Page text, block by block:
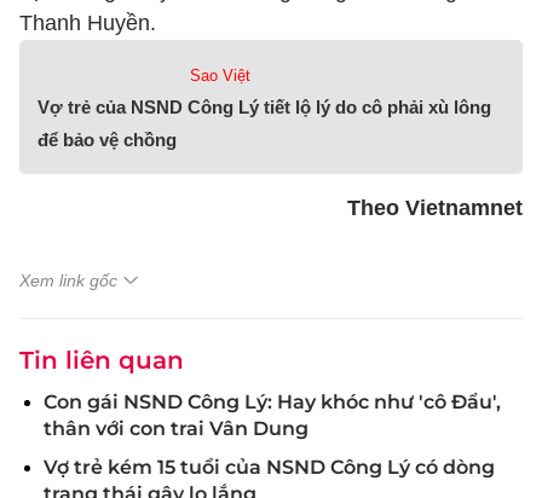
Thanh Huyền.
Sao Việt
Vợ trẻ của NSND Công Lý tiết lộ lý do cô phải xù lông
để bảo vệ chồng
Theo Vietnamnet
Xem link gốc
Tin liên quan
Con gái NSND Công Lý: Hay khóc như 'cô Đẩu',
thân với con trai Vân Dung
Vợ trẻ kém 15 tuổi của NSND Công Lý có dòng